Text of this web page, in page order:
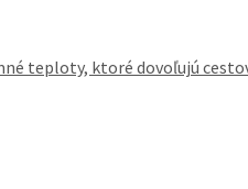
teploty, ktoré dovoľujú